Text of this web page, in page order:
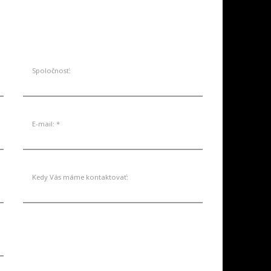
Spoločnosť:
E-mail: *
Kedy Vás máme kontaktovať: